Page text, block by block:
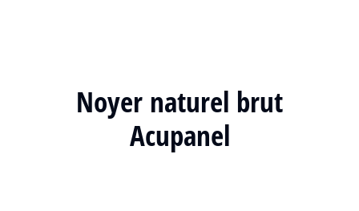
Noyer naturel brut
Acupanel